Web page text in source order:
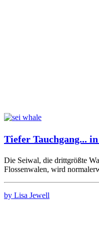
Tiefer Tauchgang...
Die Seiwal, die drittgrößte
Flossenwalen, wird
by Lisa Jewell